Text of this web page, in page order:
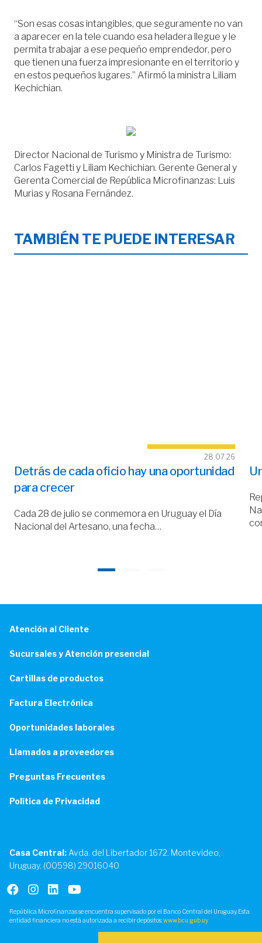
“Son esas cosas intangibles, que seguramente no van
a aparecer en la tele cuando esa heladera llegue y le
permita trabajar a ese pequeño emprendedor, pero
que tienen una fuerza impresionante en el territorio y
en estos pequeños lugares.” Afirmó la ministra Liliam
Kechichian.
Director Nacional de Turismo y Ministra de Turismo:
Carlos Fagetti y Liliam Kechichian. Gerente General y
Gerenta Comercial de República Microfinanzas: Luis
Murias y Rosana Fernández.
TAMBIÉN TE PUEDE INTERESAR
28.07.26
Detrás de cada oficio hay una oportunidad
para crecer
Cada 28 de julio se conmemora en Uruguay el Día
Nacional del Artesano, una fecha…
Atención al Cliente
Sucursales y Atención presencial
Cartillas de productos
Factura Electrónica
Oportunidades laborales
Llamados a proveedores
Preguntas Frecuentes
Política de Privacidad
Casa Central: Avda. del Libertador 1672. Montevideo,
Uruguay. (00598) 29016040
República Microfinanzas se encuentra supervisado por el Banco Central del Uruguay. Esta
entidad financiera no está autorizada a recibir depósitos. www.bcu.gub.uy